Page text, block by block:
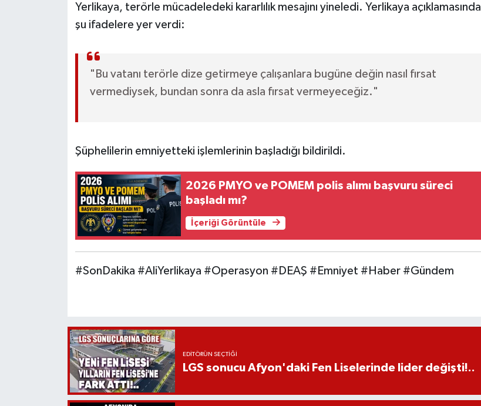
Yerlikaya, terörle mücadeledeki kararlılık mesajını yineledi. Yerlikaya açıklamasında
şu ifadelere yer verdi:
"Bu vatanı terörle dize getirmeye çalışanlara bugüne değin nasıl fırsat
vermediysek, bundan sonra da asla fırsat vermeyeceğiz."
Şüphelilerin emniyetteki işlemlerinin başladığı bildirildi.
2026 PMYO ve POMEM polis alımı başvuru süreci
başladı mı?
İçeriği Görüntüle
#SonDakika #AliYerlikaya #Operasyon #DEAŞ #Emniyet #Haber #Gündem
EDITÖRÜN SEÇTIĞI
LGS sonucu Afyon'daki Fen Liselerinde lider değişti!..